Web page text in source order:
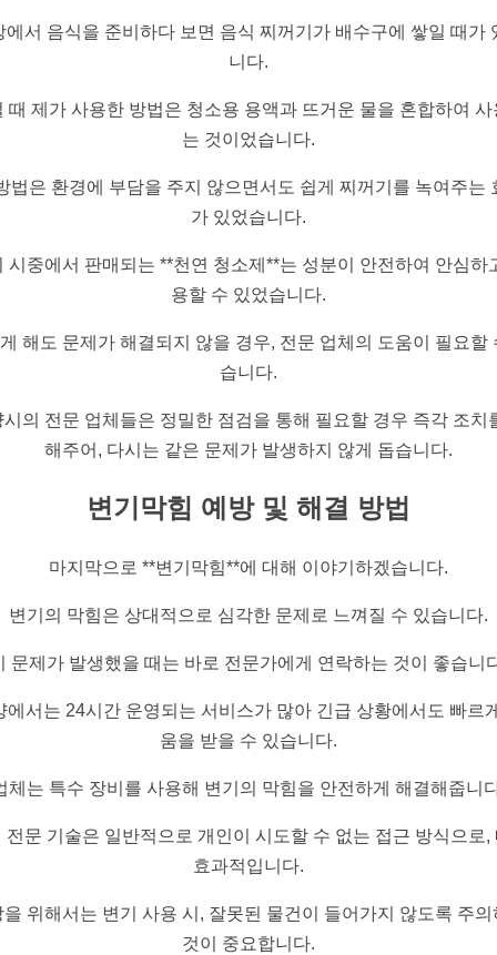
에서 음식을 준비하다 보면 음식 찌꺼기가 배수구에 쌓일 때가
니다.
때 제가 사용한 방법은 청소용 용액과 뜨거운 물을 혼합하여 사
는 것이었습니다.
법은 환경에 부담을 주지 않으면서도 쉽게 찌꺼기를 녹여주는
가 있었습니다.
시중에서 판매되는 **천연 청소제**는 성분이 안전하여 안심하
용할 수 있었습니다.
해도 문제가 해결되지 않을 경우, 전문 업체의 도움이 필요할
습니다.
시의 전문 업체들은 정밀한 점검을 통해 필요할 경우 즉각 조치
해주어, 다시는 같은 문제가 발생하지 않게 돕습니다.
변기막힘 예방 및 해결 방법
마지막으로 **변기막힘**에 대해 이야기하겠습니다.
변기의 막힘은 상대적으로 심각한 문제로 느껴질 수 있습니다.
문제가 발생했을 때는 바로 전문가에게 연락하는 것이 좋습니
에서는 24시간 운영되는 서비스가 많아 긴급 상황에서도 빠르
움을 받을 수 있습니다.
체는 특수 장비를 사용해 변기의 막힘을 안전하게 해결해줍니
전문 기술은 일반적으로 개인이 시도할 수 없는 접근 방식으로,
효과적입니다.
을 위해서는 변기 사용 시, 잘못된 물건이 들어가지 않도록 주의
것이 중요합니다.